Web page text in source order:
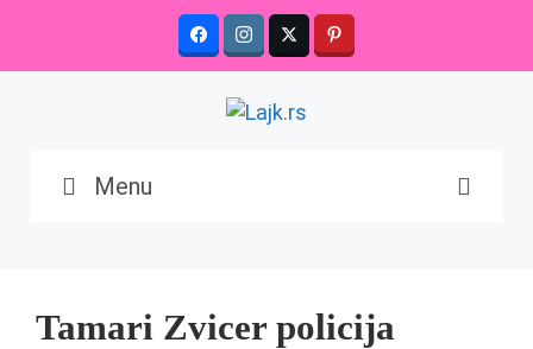
content
Menu
Tamari Zvicer policija